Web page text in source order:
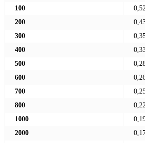
100
200
300
400
500
600
700
800
1000
2000